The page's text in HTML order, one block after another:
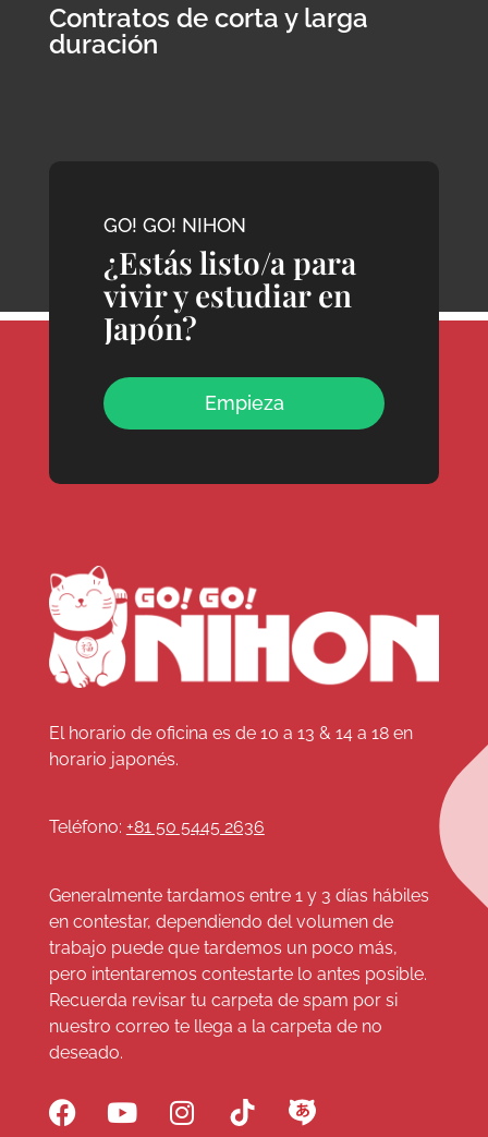
Contratos de corta y larga
duración
GO! GO! NIHON
¿Estás listo/a para
vivir y estudiar en
Japón?
Empieza
El horario de oficina es de 10 a 13 & 14 a 18 en
horario japonés.
Teléfono: +81 50 5445 2636
Generalmente tardamos entre 1 y 3 días hábiles
en contestar, dependiendo del volumen de
trabajo puede que tardemos un poco más,
pero intentaremos contestarte lo antes posible.
Recuerda revisar tu carpeta de spam por si
nuestro correo te llega a la carpeta de no
deseado.